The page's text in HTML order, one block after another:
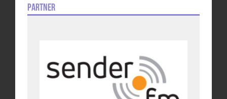
Partner